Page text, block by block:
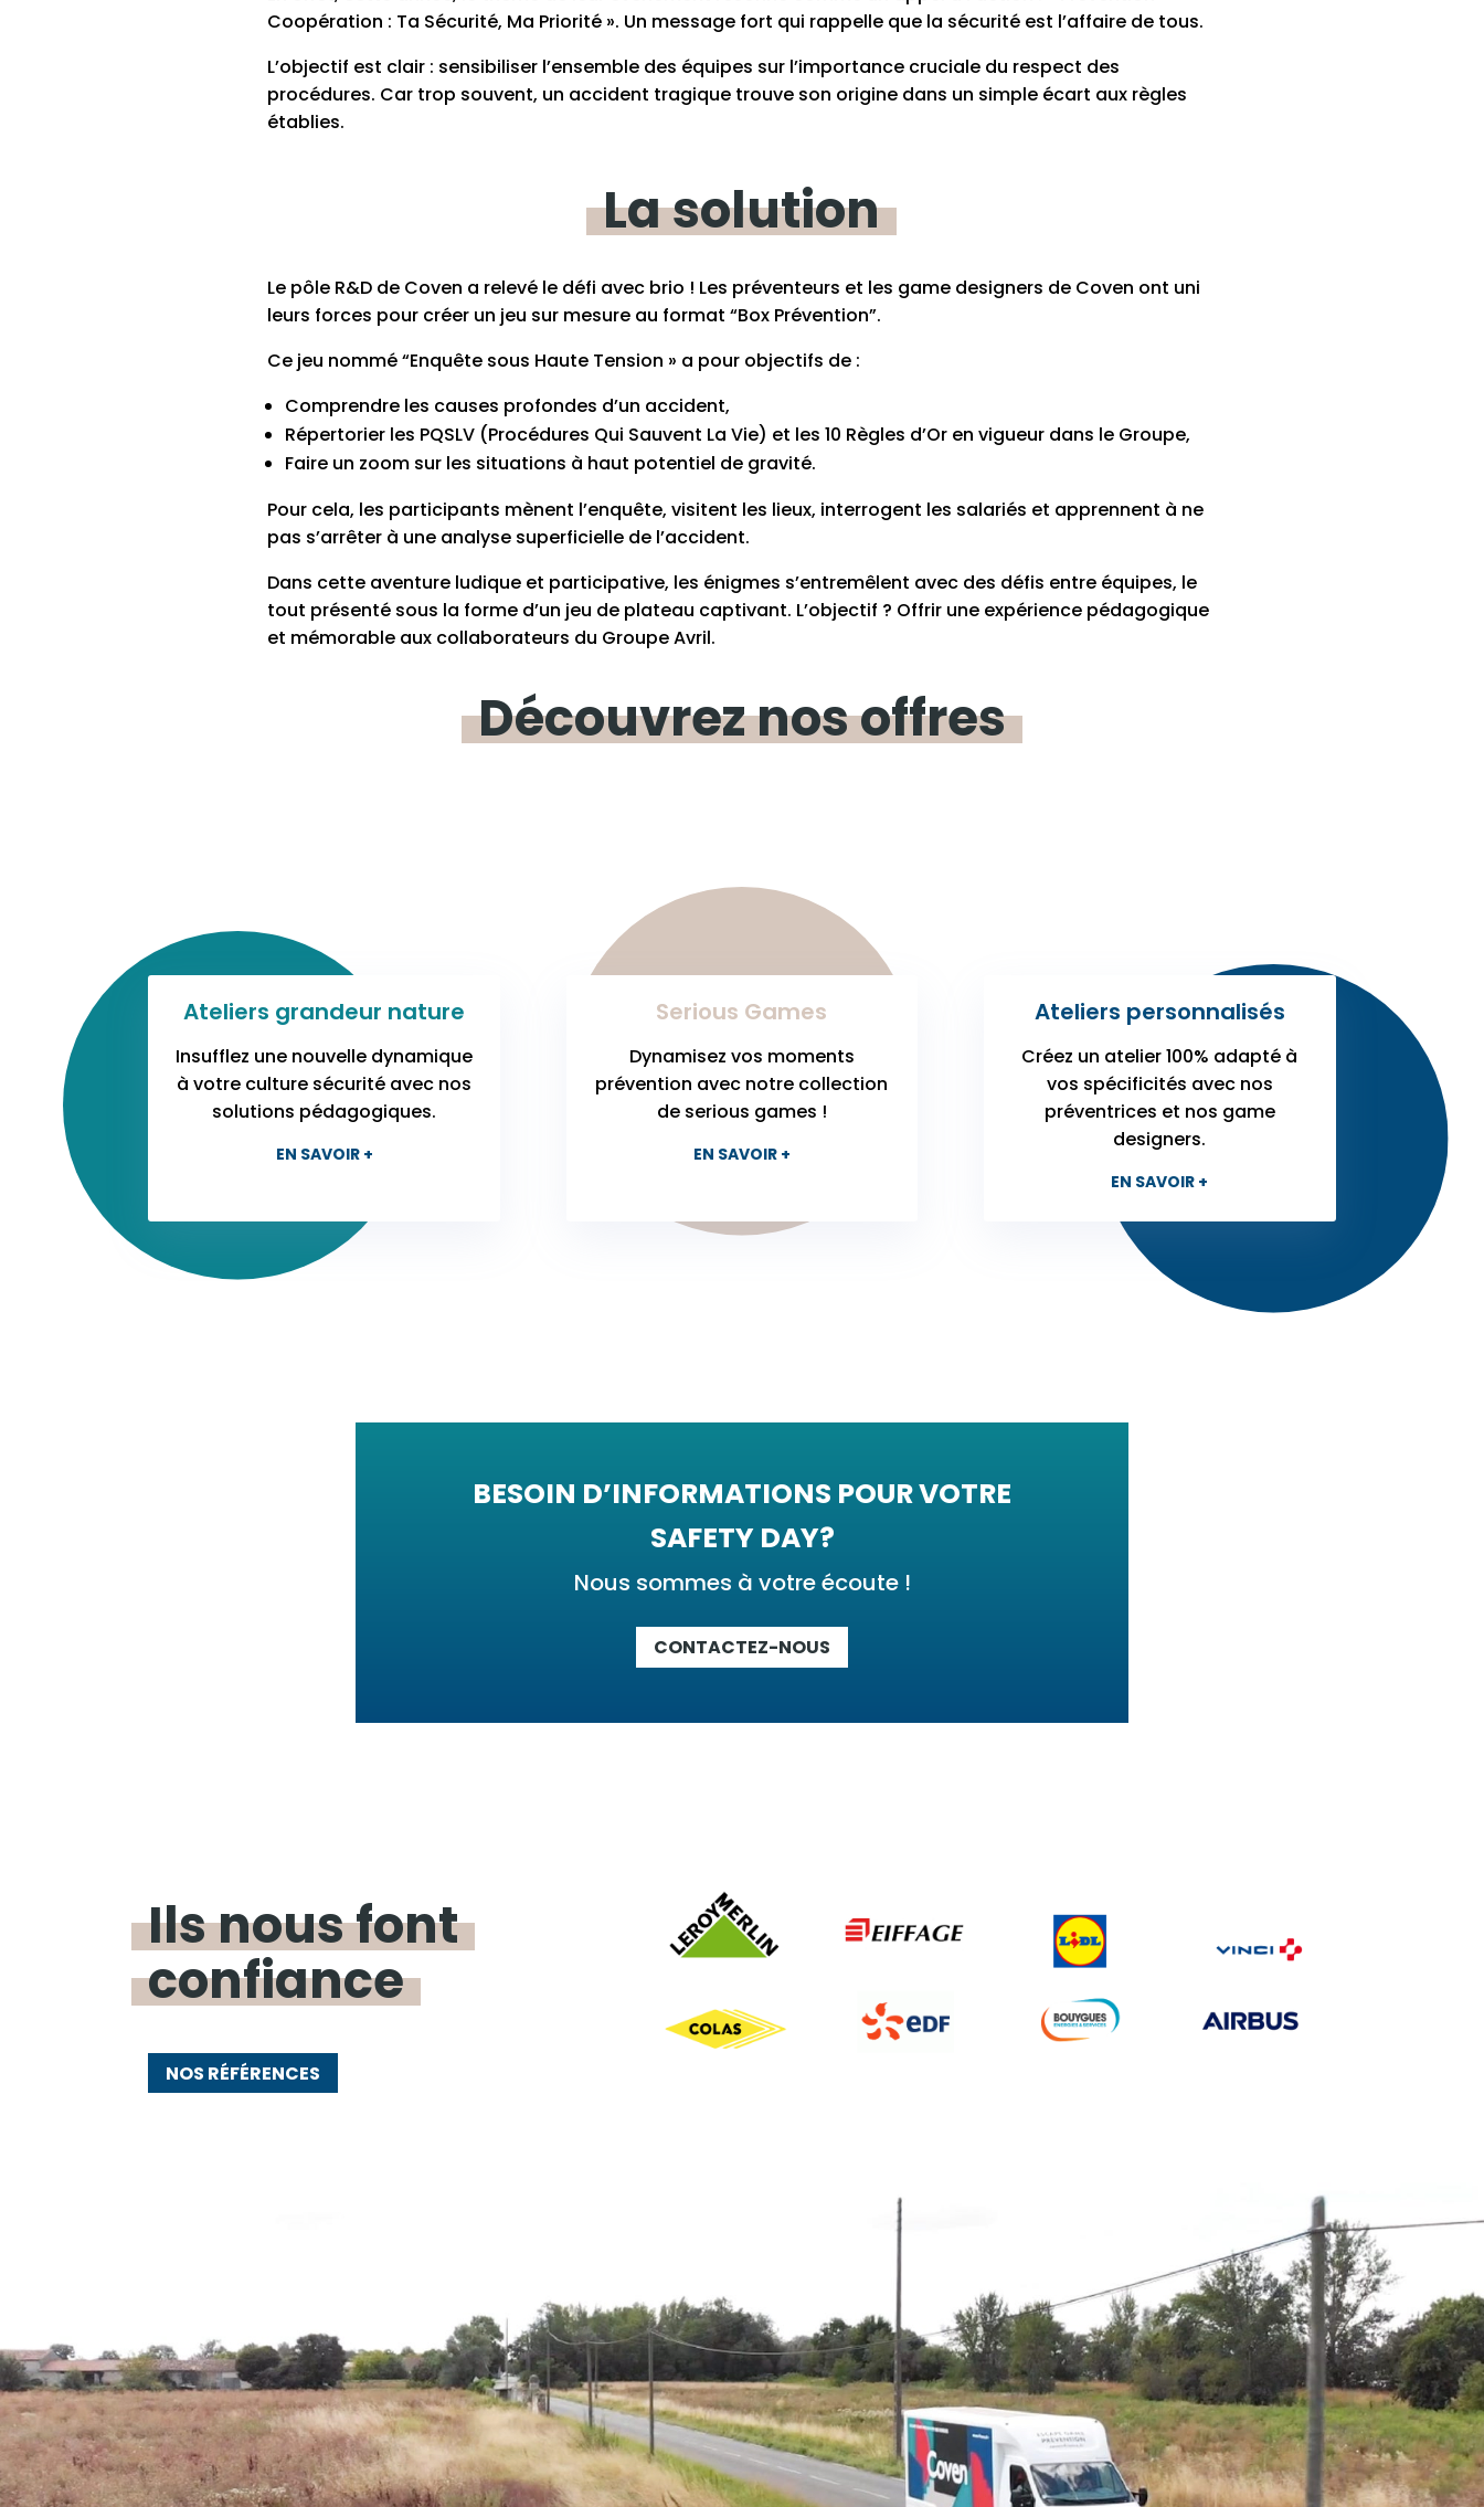
Coopération : Ta Sécurité, Ma Priorité ». Un message fort qui rappelle que la sécurité est l’affaire de tous.
L’objectif est clair : sensibiliser l’ensemble des équipes sur l’importance cruciale du respect des
procédures. Car trop souvent, un accident tragique trouve son origine dans un simple écart aux règles
établies.
Lasolution
Le pôle R&D de Coven a relevé le défi avec brio ! Les préventeurs et les game designers de Coven ont uni
leurs forces pour créer un jeu sur mesure au format “Box Prévention”.
Ce jeu nommé “Enquête sous Haute Tension » a pour objectifs de :
Comprendre les causes profondes d’un accident,
Répertorier les PQSLV (Procédures Qui Sauvent La Vie) et les 10 Règles d’Or en vigueur dans le Groupe,
Faire un zoom sur les situations à haut potentiel de gravité.
Pour cela, les participants mènent l’enquête, visitent les lieux, interrogent les salariés et apprennent à ne
pas s’arrêter à une analyse superficielle de l’accident.
Dans cette aventure ludique et participative, les énigmes s’entremêlent avec des défis entre équipes, le
tout présenté sous la forme d’un jeu de plateau captivant. L’objectif ? Offrir une expérience pédagogique
et mémorable aux collaborateurs du Groupe Avril.
Découvreznos offres
Ateliers grandeur nature
Insufflez une nouvelle dynamique
à votre culture sécurité avec nos
solutions pédagogiques.
EN SAVOIR +
Serious Games
Dynamisez vos moments
prévention avec notre collection
de serious games !
EN SAVOIR +
Ateliers personnalisés
Créez un atelier 100% adapté à
vos spécificités avec nos
préventrices et nos game
designers.
EN SAVOIR +
BESOIN D’INFORMATIONS POUR VOTRE
SAFETY DAY?
Nous sommes à votre écoute !
CONTACTEZ-NOUS
Ils nous font
confiance
NOS RÉFÉRENCES